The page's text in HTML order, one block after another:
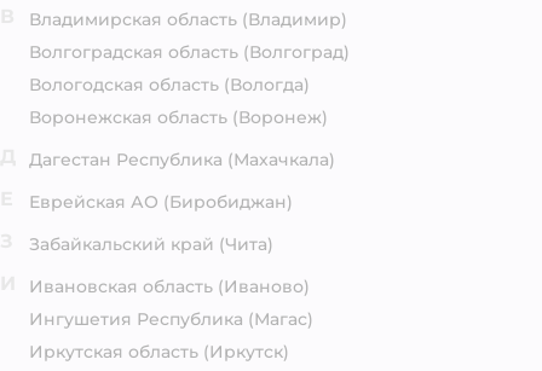
Владимирская область (Владимир)
Волгоградская область (Волгоград)
Вологодская область (Вологда)
Воронежская область (Воронеж)
Дагестан Республика (Махачкала)
Еврейская АО (Биробиджан)
Забайкальский край (Чита)
Ивановская область (Иваново)
Ингушетия Республика (Магас)
Иркутская область (Иркутск)